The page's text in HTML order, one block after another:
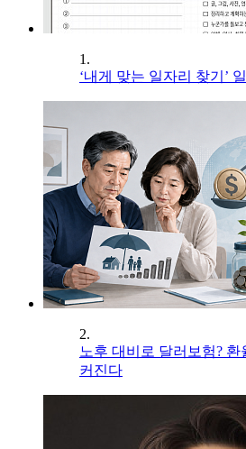
1.
‘내게 맞는 일자리 찾기’
2.
노후 대비로 달러보험?
커진다